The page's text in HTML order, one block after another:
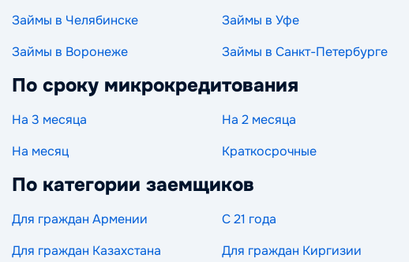
Займы в Челябинске
Займы в Уфе
Займы в Воронеже
Займы в Санкт-Петербурге
По сроку микрокредитования
На 3 месяца На 2 месяца
На месяц
Краткосрочные
По категории заемщиков
Для граждан Армении С 21 года
Для граждан Казахстана
Для граждан Киргизии